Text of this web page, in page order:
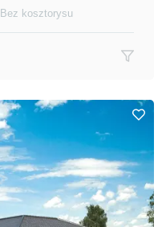
Bez kosztorysu